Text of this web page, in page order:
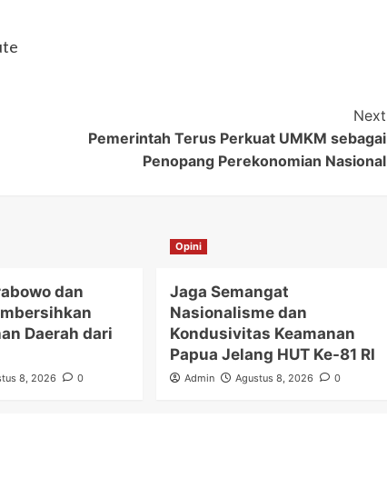
Next
Pemerintah Terus Perkuat UMKM sebagai
Penopang Perekonomian Nasional
dan
Daerah dari
8, 2026 0
Opini
Jaga Semangat
Nasionalisme dan
Kondusivitas Keamanan
Papua Jelang HUT Ke-81 RI
Admin Agustus 8, 2026 0